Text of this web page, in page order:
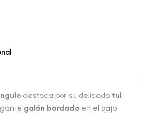
destaca por su delicado tul
galón bordado en el bajo